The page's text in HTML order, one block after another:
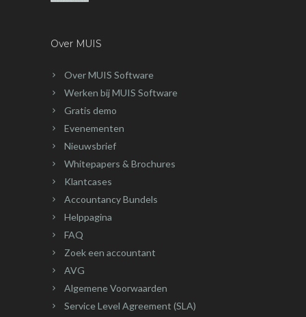
Over MUIS
Over MUIS Software
Werken bij MUIS Software
Gratis demo
Evenementen
Nieuwsbrief
Whitepapers & Brochures
Klantcases
Accountancy Bundels
Helppagina
FAQ
Zoek een accountant
AVG
Algemene Voorwaarden
Service Level Agreement (SLA)